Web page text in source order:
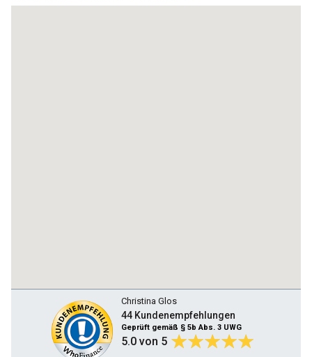
Christina Glos
44 Kundenempfehlungen
Geprüft gemäß § 5b Abs. 3 UWG
5.0 von 5